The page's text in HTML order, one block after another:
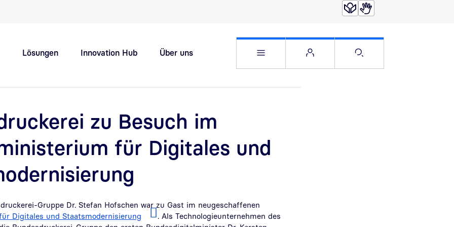
Lösungen Innovation Hub Über uns Websitemenü öffnenService Menü öffnen
Suche öffnen
zu Besuch im
für Digitales und
Gruppe Dr. Stefan Hofschen war zu Gast im neugeschaffenen
Digitales und Staatsmodernisierung
. Als Technologieunternehmen des